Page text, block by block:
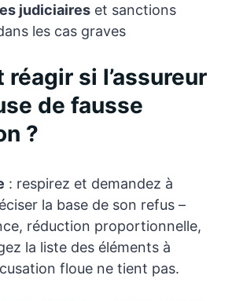
judiciaires et sanctions
les cas graves
réagir si l’assureur
de fausse
?
: respirez et demandez à
la base de son refus –
réduction proportionnelle,
la liste des éléments à
floue ne tient pas.